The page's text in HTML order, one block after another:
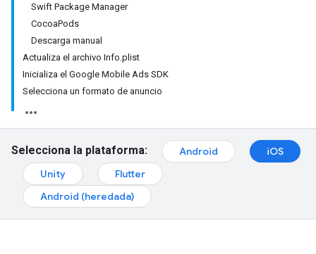
Swift Package Manager
CocoaPods
Descarga manual
Actualiza el archivo Info.plist
Inicializa el Google Mobile Ads SDK
Selecciona un formato de anuncio
Selecciona la plataforma: Android
iOS
Unity
Flutter
Android (heredada)